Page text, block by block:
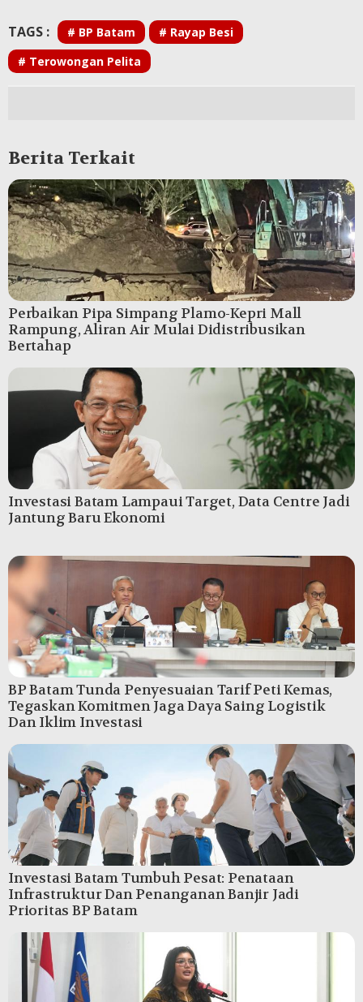
TAGS : # BP Batam
# Rayap Besi
# Terowongan Pelita
Berita Terkait
Perbaikan Pipa Simpang Plamo-Kepri Mall
Rampung, Aliran Air Mulai Didistribusikan
Bertahap
Investasi Batam Lampaui Target, Data Centre Jadi
Jantung Baru Ekonomi
BP Batam Tunda Penyesuaian Tarif Peti Kemas,
Tegaskan Komitmen Jaga Daya Saing Logistik
Dan Iklim Investasi
Investasi Batam Tumbuh Pesat: Penataan
Infrastruktur Dan Penanganan Banjir Jadi
Prioritas BP Batam